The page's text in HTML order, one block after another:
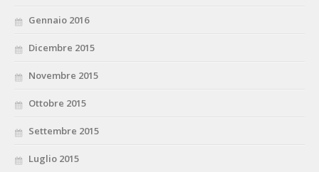
Gennaio 2016
Dicembre 2015
Novembre 2015
Ottobre 2015
Settembre 2015
Luglio 2015